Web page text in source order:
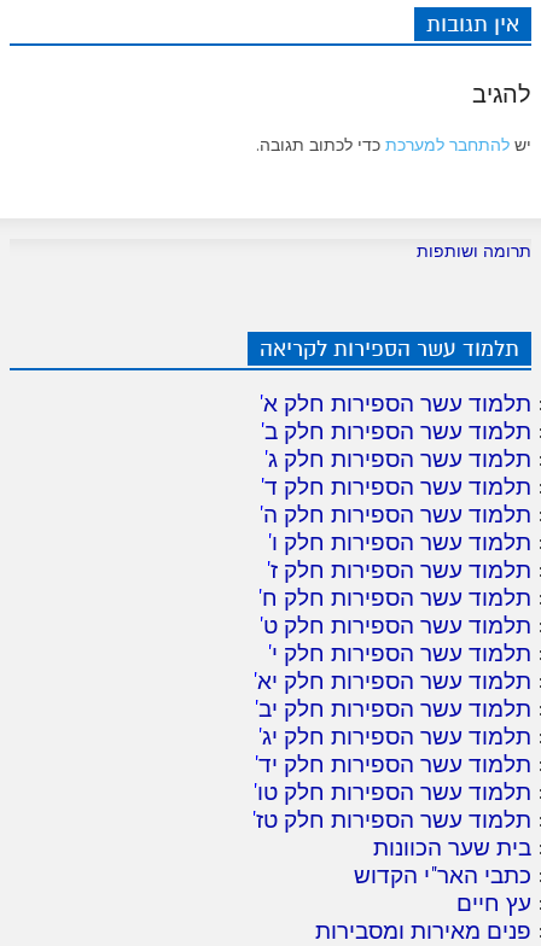
אין תגובות
להגיב
יש להתחבר למערכת כדי לכתוב תגובה.
תרומה ושותפות
תלמוד עשר הספירות לקריאה
תלמוד עשר הספירות חלק א'
תלמוד עשר הספירות חלק ב'
תלמוד עשר הספירות חלק ג'
תלמוד עשר הספירות חלק ד'
תלמוד עשר הספירות חלק ה'
תלמוד עשר הספירות חלק ו'
תלמוד עשר הספירות חלק ז'
תלמוד עשר הספירות חלק ח'
תלמוד עשר הספירות חלק ט'
תלמוד עשר הספירות חלק י'
תלמוד עשר הספירות חלק יא'
תלמוד עשר הספירות חלק יב'
תלמוד עשר הספירות חלק יג'
תלמוד עשר הספירות חלק יד'
תלמוד עשר הספירות חלק טו'
תלמוד עשר הספירות חלק טז'
בית שער הכוונות
כתבי האר"י הקדוש
עץ חיים
פנים מאירות ומסבירות